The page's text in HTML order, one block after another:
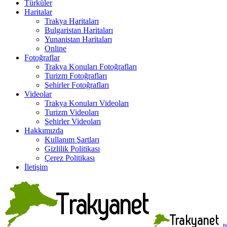
Türküler
Haritalar
Trakya Haritaları
Bulgaristan Haritaları
Yunanistan Haritaları
Online
Fotoğraflar
Trakya Konuları Fotoğrafları
Turizm Fotoğrafları
Şehirler Fotoğrafları
Videolar
Trakya Konuları Videoları
Turizm Videoları
Şehirler Videoları
Hakkımızda
Kullanım Şartları
Gizlilik Politikası
Çerez Politikası
İletişim